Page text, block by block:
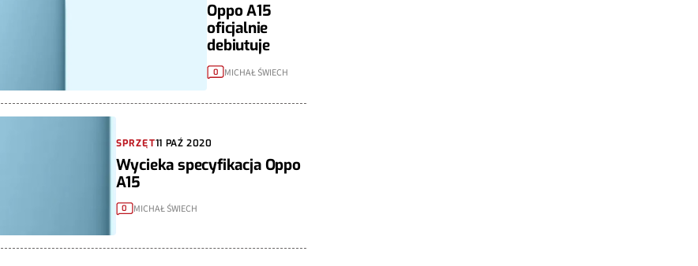
Oppo A15
oficjalnie
debiutuje
0 MICHAŁ ŚWIECH
SPRZĘT11 PAŹ 2020
Wycieka specyfikacja Oppo
A15
0 MICHAŁ ŚWIECH